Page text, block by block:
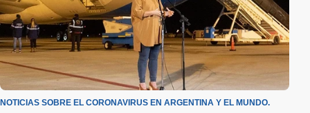
NOTICIAS SOBRE EL CORONAVIRUS EN ARGENTINA Y EL MUNDO.